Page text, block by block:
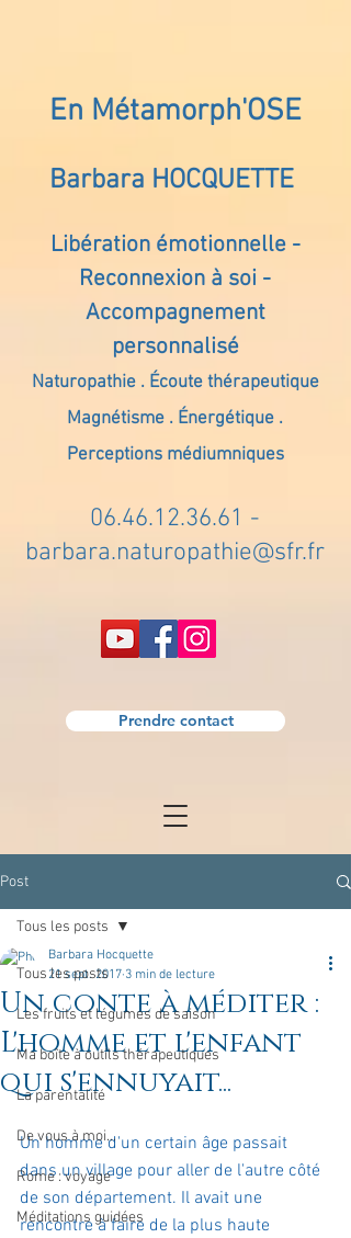
En Métamorph'OSE
Barbara HOCQUETTE
Libération émotionnelle -
Reconnexion à soi -
Accompagnement
personnalisé
Naturopathie . Écoute thérapeutique
Magnétisme . Énergétique .
Perceptions médiumniques
06.46.12.36.61 -
barbara.naturopathie@sfr.fr
Prendre contact
Post
Tous les posts
Les fruits et légumes de saison
Ma boîte à outils thérapeutiques
La parentalité
De vous à moi...
Rome : voyage
Méditations guidées
Tous les posts
Un conte à méditer :
L'homme et l'enfant
qui s'ennuyait...
Barbara Hocquette
21 sept. 2017 3 min de lecture
Un homme d'un certain âge passait
dans un village pour aller de l'autre côté
de son département. Il avait une
rencontre à faire de la plus haute